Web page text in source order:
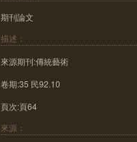
期刊論文
描述：
來源期刊:傳統藝術
卷期:35 民92.10
頁次:頁64
來源：